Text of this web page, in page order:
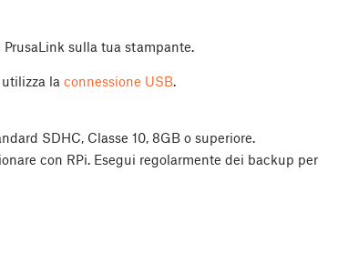
sulla tua stampante.
la connessione USB.
SDHC, Classe 10, 8GB o superiore.
con RPi. Esegui regolarmente dei backup per